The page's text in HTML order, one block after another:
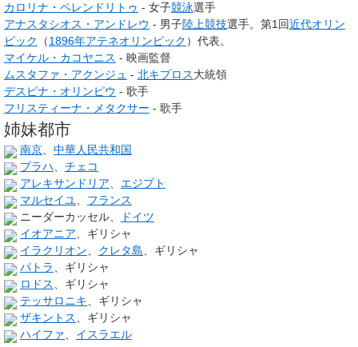
カロリナ・ペレンドリトゥ - 女子競泳選手
アナスタシオス・アンドレウ - 男子陸上競技選手。第1回近代オリン
ピック
（1896年アテネオリンピック ）代表。
マイケル・カコヤニス - 映画監督
ムスタファ・アクンジュ - 北キプロス大統領
デスピナ・オリンピウ - 歌手
フリスティーナ・メタクサー - 歌手
姉妹都市
南京、 中華人民共和国
プラハ、 チェコ
アレキサンドリア、 エジプト
マルセイユ、 フランス
ニーダーカッセル、
ドイツ
イオアニア、ギリシャ
イラクリオン、 クレタ島、ギリシャ
パトラ、ギリシャ
ロドス、ギリシャ
テッサロニキ、ギリシャ
ザキントス、ギリシャ
ハイファ、 イスラエル